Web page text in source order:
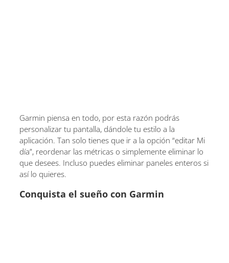
Garmin piensa en todo, por esta razón podrás
personalizar tu pantalla, dándole tu estilo a la
aplicación. Tan solo tienes que ir a la opción “editar Mi
día”, reordenar las métricas o simplemente eliminar lo
que desees. Incluso puedes eliminar paneles enteros si
así lo quieres.
Conquista el sueño con Garmin